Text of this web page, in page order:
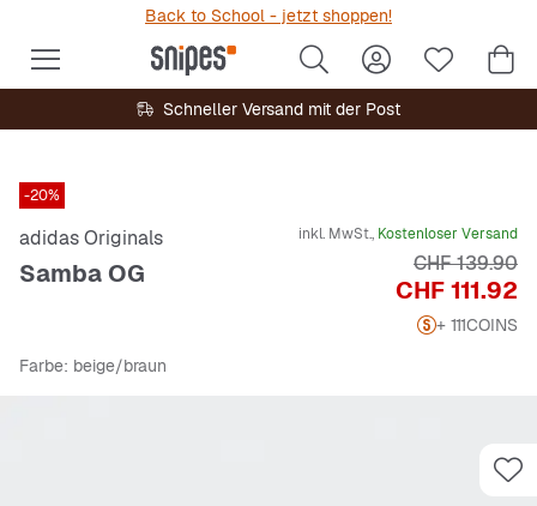
Back to School - jetzt shoppen!
Schneller Versand mit der Post
-20%
adidas Originals
Samba OG
inkl. MwSt., Kostenloser Versand
Preis
CHF 111.92
Originalpreis
CHF 139.90
+ 111COINS
Farbe: beige/braun